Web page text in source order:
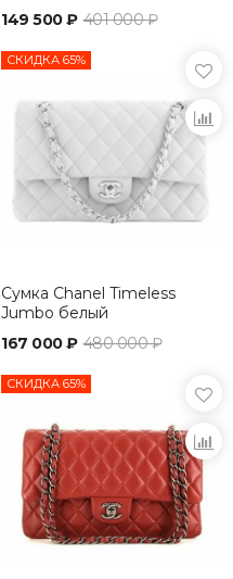
149 500 ₽ 401 000 ₽
СКИДКА 65%
Сумка Chanel Timeless
Jumbo белый
167 000 ₽ 480 000 ₽
СКИДКА 65%